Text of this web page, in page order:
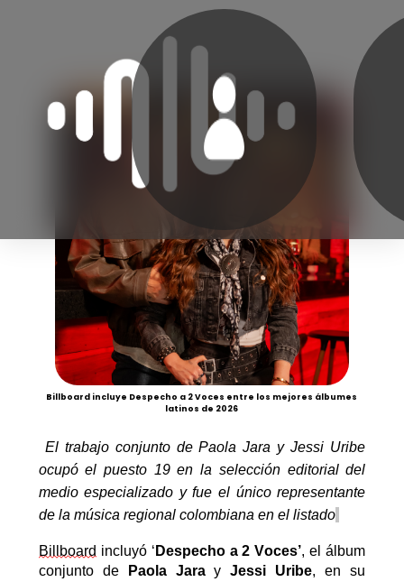
Billboard incluye Despecho a 2 Voces entre los mejores álbumes
latinos de 2026
El trabajo conjunto de Paola Jara y Jessi Uribe
ocupó el puesto 19 en la selección editorial del
medio especializado y fue el único representante
de la música regional colombiana en el listado
Billboard incluyó ‘ Despecho a 2 Voces’, el álbum
conjunto de
Paola JarayJessi Uribe, en su